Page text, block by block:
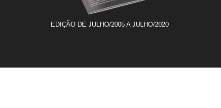
EDIÇÃO DE JULHO/2005 A JULHO/2020